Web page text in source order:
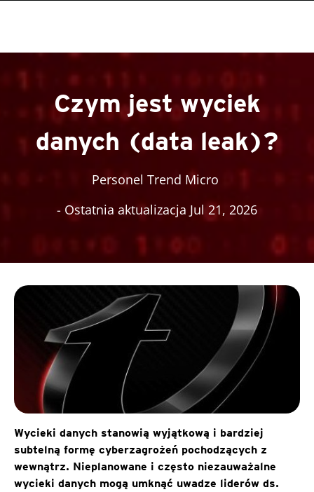
Czym jest wyciek
danych (data leak)?
Personel Trend Micro
- Ostatnia aktualizacja Jul 21, 2026
Wycieki danych stanowią wyjątkową i bardziej
subtelną formę cyberzagrożeń pochodzących z
wewnątrz. Nieplanowane i często niezauważalne
wycieki danych mogą umknąć uwadze liderów ds.
Products
Products
Products